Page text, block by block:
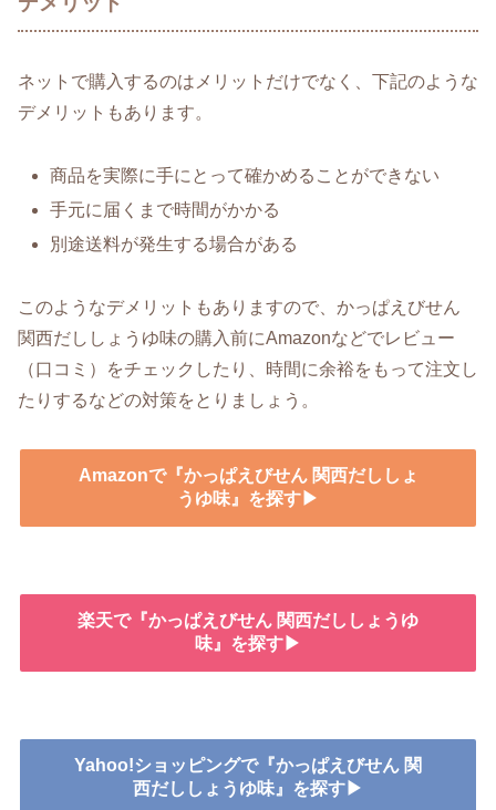
ネットで購入するのはメリットだけでなく、下記のような
デメリットもあります。
商品を実際に手にとって確かめることができない
手元に届くまで時間がかかる
別途送料が発生する場合がある
このようなデメリットもありますので、かっぱえびせん
関西だししょうゆ味の購入前にAmazonなどでレビュー
（口コミ）をチェックしたり、時間に余裕をもって注文し
たりするなどの対策をとりましょう。
Amazonで『かっぱえびせん 関西だししょ
うゆ味』を探す▶
楽天で『かっぱえびせん 関西だししょうゆ
味』を探す▶
Yahoo!ショッピングで『かっぱえびせん 関
西だししょうゆ味』を探す▶